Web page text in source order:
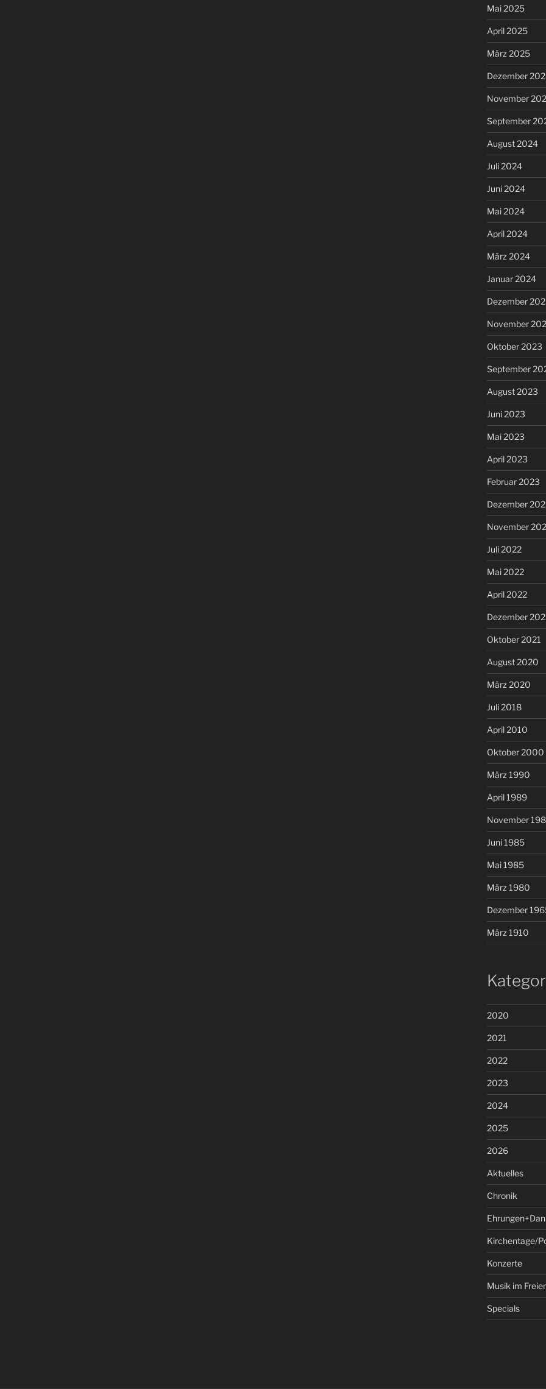
Mai 2025
April 2025
März 2025
Dezember
November
September
August 2024
Juli 2024
Juni 2024
Mai 2024
April 2024
März 2024
Januar 2024
Dezember
November
Oktober 2023
September
August 2023
Juni 2023
Mai 2023
April 2023
Februar 2023
Dezember
November
Juli 2022
Mai 2022
April 2022
Dezember
Oktober 2021
August 2020
März 2020
Juli 2018
April 2010
Oktober 2000
März 1990
April 1989
November
Juni 1985
Mai 1985
März 1980
Dezember
März 1910
2020
2021
2022
2023
2024
2025
2026
Aktuelles
Chronik
Kirchentage/
Konzerte
Musik im
Specials